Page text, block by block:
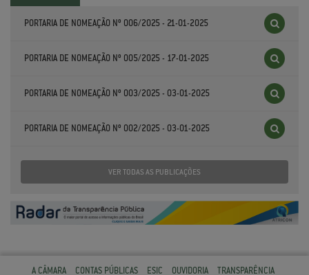
PORTARIA DE NOMEAÇÃO Nº 006/2025 - 21-01-2025
PORTARIA DE NOMEAÇÃO Nº 005/2025 - 17-01-2025
PORTARIA DE NOMEAÇÃO Nº 003/2025 - 03-01-2025
PORTARIA DE NOMEAÇÃO Nº 002/2025 - 03-01-2025
VER TODAS AS PUBLICAÇÕES
A CÂMARA CONTAS PÚBLICAS ESIC OUVIDORIA TRANSPARÊNCIA